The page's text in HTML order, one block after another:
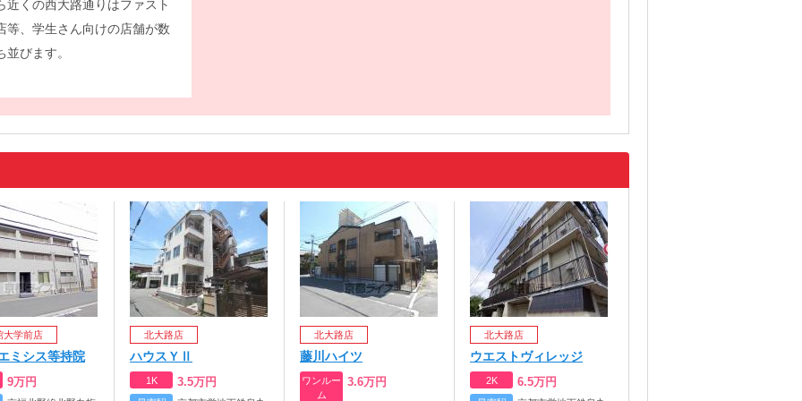
近くの西大路通りはファスト
等、学生さん向けの店舗が数
並びます。
大学前店
ミシス等持院
9万円
北大路店
ハウスＹⅡ
1K 3.5万円
北大路店
藤川ハイツ
ワンルー
ム
3.6万円
北大路店
ウエストヴィレッジ
2K 6.5万円